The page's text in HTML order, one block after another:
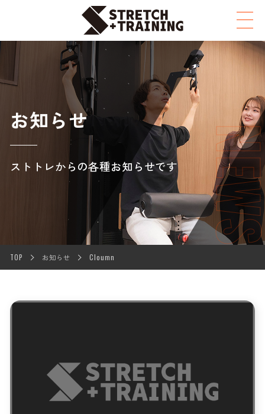
お知らせ
ストトレからの各種お知らせです
TOP お知らせ Cloumn